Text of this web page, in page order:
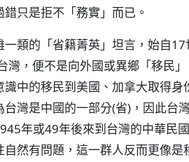
只是拒不「務實」而已。
一類的「省籍菁英」坦言，始自
灣，便不是向外國或異鄉「移民
中的移民到美國、加拿大取得
台灣是中國的一部分(省)，因此台
年或49年後來到台灣的中華民
然有問題，這一群人反而更像